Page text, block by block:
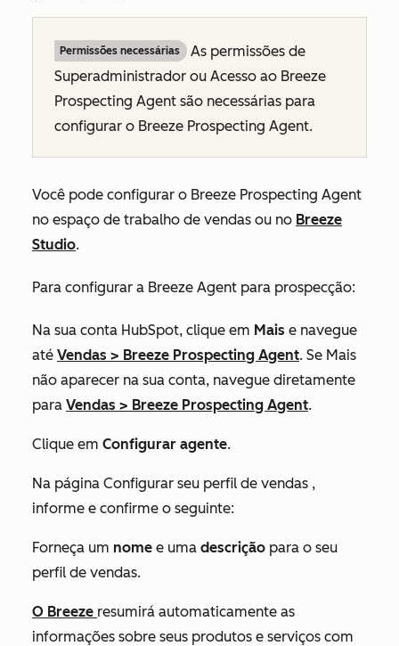
Permissões necessárias
As permissões de
Superadministrador ou Acesso ao Breeze
Prospecting Agent são necessárias para
configurar o Breeze Prospecting Agent.
Você pode configurar o Breeze Prospecting Agent
no espaço de trabalho de vendas ou no Breeze
Studio.
Para configurar a Breeze Agent para prospecção:
Na sua conta HubSpot, clique em Mais e navegue
até Vendas > Breeze Prospecting Agent. Se Mais
não aparecer na sua conta, navegue diretamente
para Vendas > Breeze Prospecting Agent.
Clique em Configurar agente.
Na página Configurar seu perfil de vendas ,
informe e confirme o seguinte:
Forneça um nome e uma descrição para o seu
perfil de vendas.
O Breeze resumirá automaticamente as
informações sobre seus produtos e serviços com